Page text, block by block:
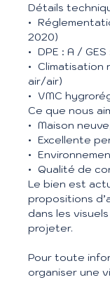
Détails
2020)
DPE : A / GES
Climatisation
air/air)
VMC
Ce que nous
Maison
Excellente
Qualité de
Le bien est
propositions
dans les
projeter.
Pour toute
organiser une